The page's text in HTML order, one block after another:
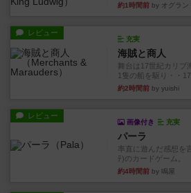
約1時間前 by オグラン
レビュー
充実
海賊と商人
舞台は17世紀カリブ
1隻の船を駆り・・
約2時間前 by yuishi
レビュー
画像付き 充実
パーラ
率直に遊んだ感想を
ﾃ)のカードゲーム。
約4時間前 by 鳴屋